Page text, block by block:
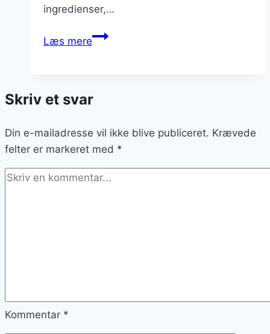
ingredienser,…
Læs mereSnobrødsdej
Skriv et svar
Din e-mailadresse vil ikke blive publiceret. Krævede
felter er markeret med *
Kommentar *